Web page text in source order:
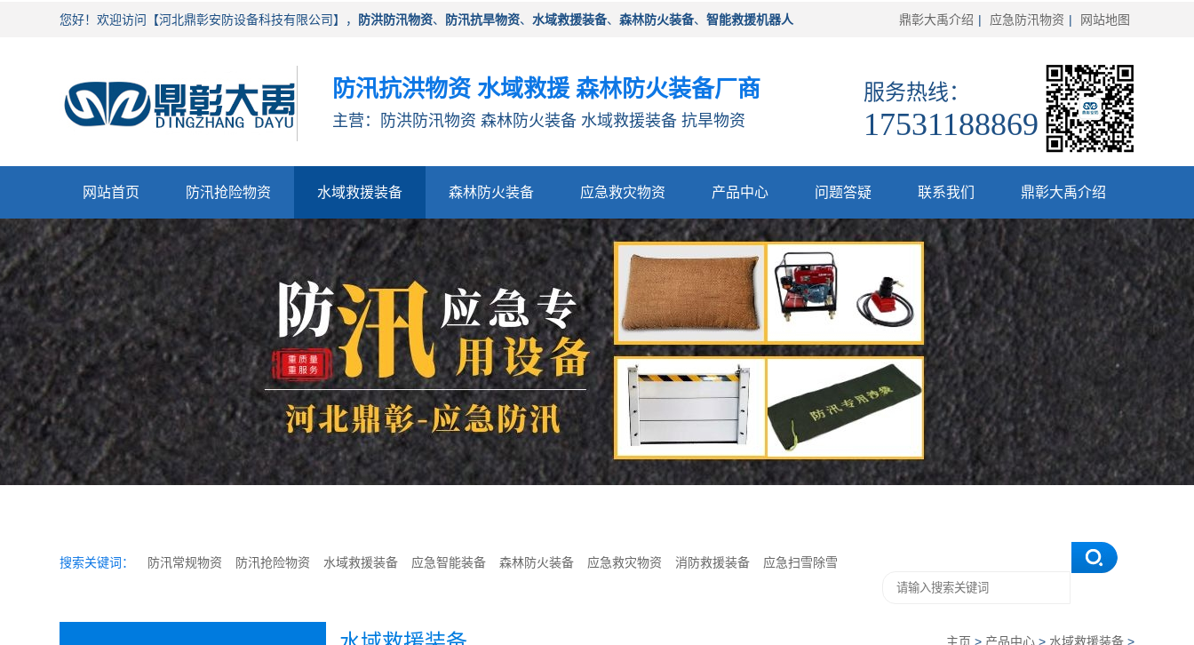
您好！欢迎访问【河北鼎彰安防设备科技有限公司】， 防洪防汛物资、 防汛抗旱物资、 水域救援装备、 森林防火装备、 智能救援机器人 鼎彰大禹介绍 | 应急防汛物资 | 网站地图
防汛抗洪物资 水域救援 森林防火装备厂商
主营：防洪防汛物资 森林防火装备 水域救援装备 抗旱物资
服务热线：
17531188869
网站首页 防汛抢险物资 水域救援装备 森林防火装备 应急救灾物资 产品中心 问题答疑 联系我们 鼎彰大禹介绍
搜索关键词： 防汛常规物资 防汛抢险物资 水域救援装备 应急智能装备 森林防火装备 应急救灾物资 消防救援装备 应急扫雪除雪
主页 > 产品中心 > 水域救援装备 >